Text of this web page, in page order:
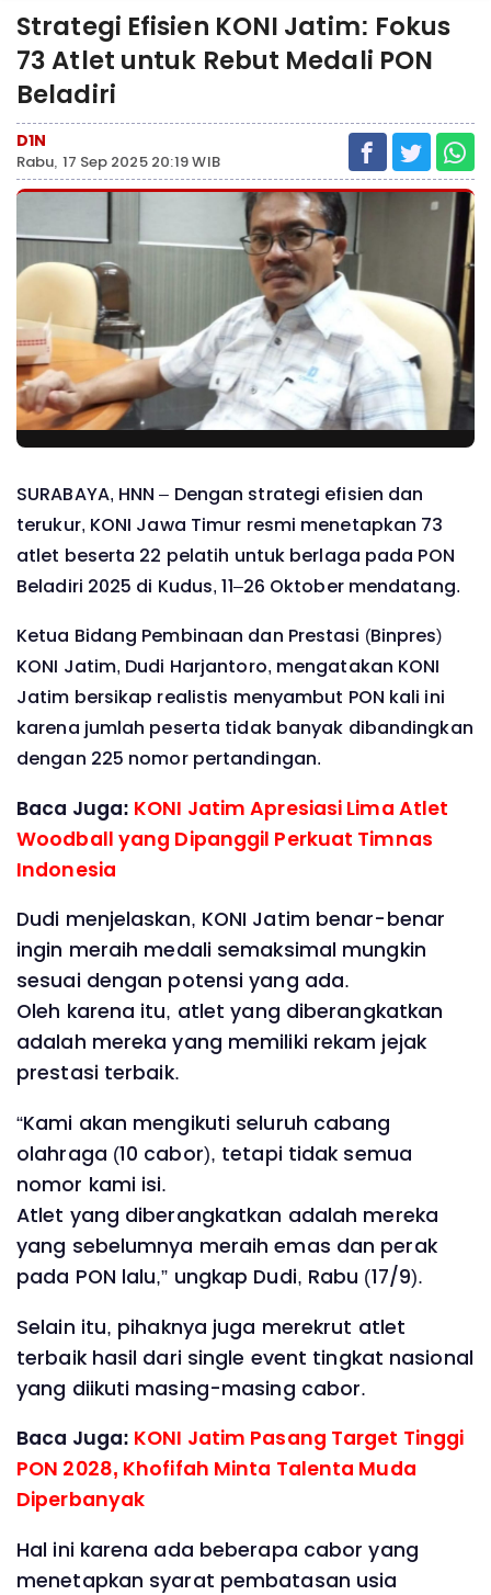
Strategi Efisien KONI Jatim: Fokus
73 Atlet untuk Rebut Medali PON
Beladiri
D1N
Rabu, 17 Sep 2025 20:19 WIB
SURABAYA, HNN – Dengan strategi efisien dan
terukur, KONI Jawa Timur resmi menetapkan 73
atlet beserta 22 pelatih untuk berlaga pada PON
Beladiri 2025 di Kudus, 11–26 Oktober mendatang.
Ketua Bidang Pembinaan dan Prestasi (Binpres)
KONI Jatim, Dudi Harjantoro, mengatakan KONI
Jatim bersikap realistis menyambut PON kali ini
karena jumlah peserta tidak banyak dibandingkan
dengan 225 nomor pertandingan.
Baca Juga: KONI Jatim Apresiasi Lima Atlet
Woodball yang Dipanggil Perkuat Timnas
Indonesia
Dudi menjelaskan, KONI Jatim benar-benar
ingin meraih medali semaksimal mungkin
sesuai dengan potensi yang ada.
Oleh karena itu, atlet yang diberangkatkan
adalah mereka yang memiliki rekam jejak
prestasi terbaik.
“Kami akan mengikuti seluruh cabang
olahraga (10 cabor), tetapi tidak semua
nomor kami isi.
Atlet yang diberangkatkan adalah mereka
yang sebelumnya meraih emas dan perak
pada PON lalu,” ungkap Dudi, Rabu (17/9).
Selain itu, pihaknya juga merekrut atlet
terbaik hasil dari single event tingkat nasional
yang diikuti masing-masing cabor.
Baca Juga: KONI Jatim Pasang Target Tinggi
PON 2028, Khofifah Minta Talenta Muda
Diperbanyak
Hal ini karena ada beberapa cabor yang
menetapkan syarat pembatasan usia